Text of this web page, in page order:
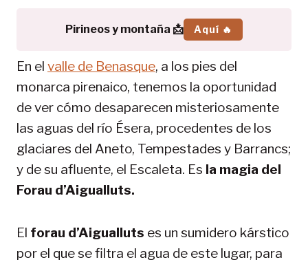
Pirineos y montaña 📩 Aquí 🔥
En el valle de Benasque, a los pies del
monarca pirenaico, tenemos la oportunidad
de ver cómo desaparecen misteriosamente
las aguas del río Ésera, procedentes de los
glaciares del Aneto, Tempestades y Barrancs;
y de su afluente, el Escaleta. Es la magia del
Forau d’Aigualluts.
El forau d’Aigualluts es un sumidero kárstico
por el que se filtra el agua de este lugar, para